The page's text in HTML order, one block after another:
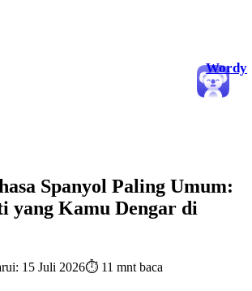
Wordy
Spanyol Paling Umum:
yang Kamu Dengar di
15 Juli 2026⏱ 11 mnt baca